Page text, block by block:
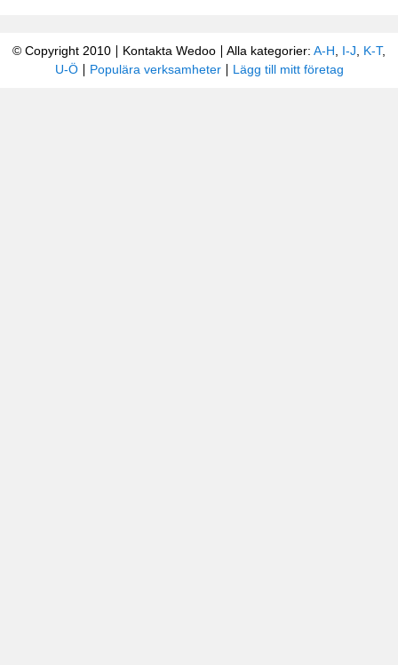
© Copyright 2010 Kontakta Wedoo Alla kategorier: A-H I-J K-T,
U-Ö
Populära verksamheter Lägg till mitt företag